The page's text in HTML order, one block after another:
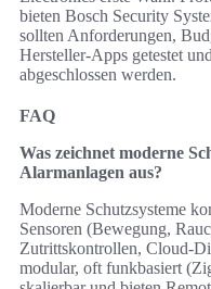
bieten Bosch Security
sollten Anforderungen,
Hersteller‑Apps getestet
abgeschlossen werden.
FAQ
Was zeichnet moderne
Alarmanlagen aus?
Moderne Schutzsysteme
Sensoren (Bewegung,
Zutrittskontrollen, Cloud-
modular, oft funkbasiert